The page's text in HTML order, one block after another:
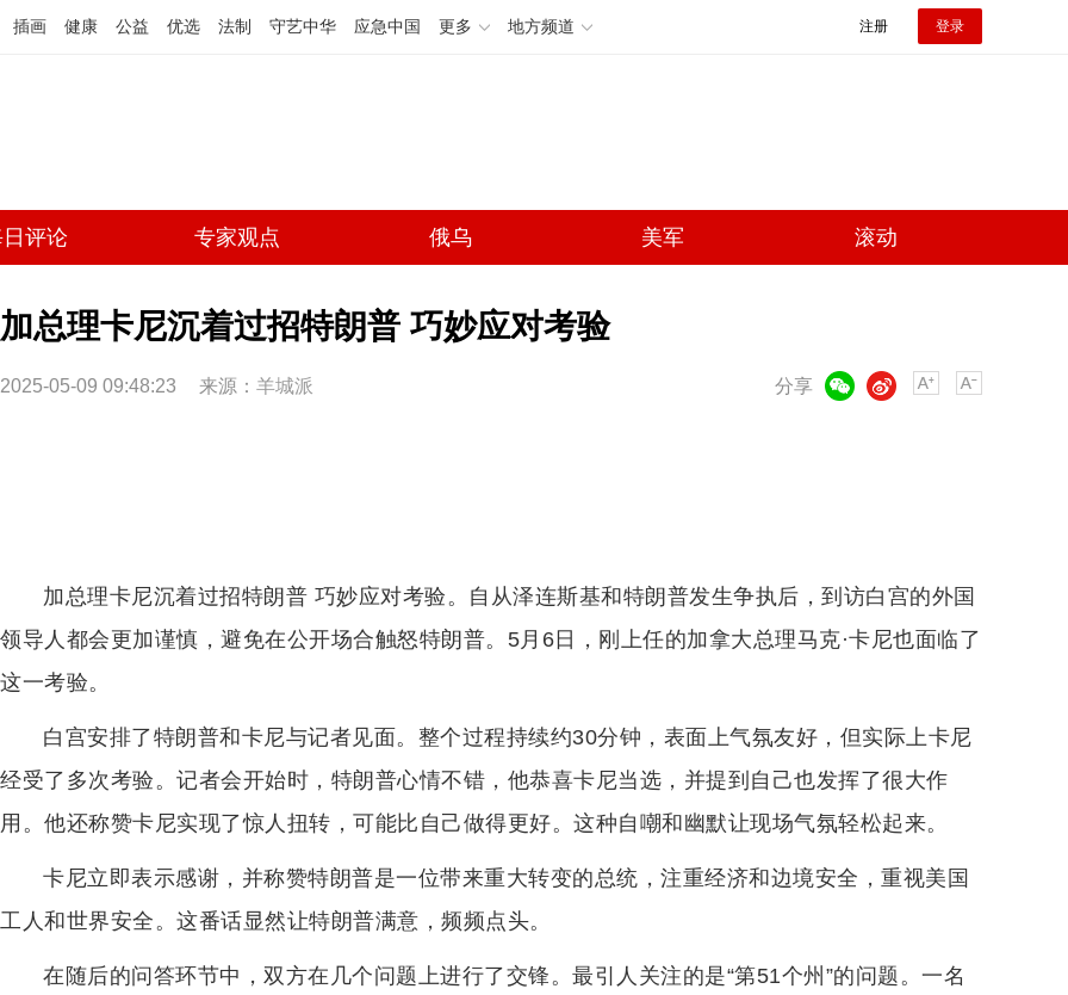
插画 健康 公益 优选 法制 守艺中华 应急中国 更多 地方频道 注册 登录
评论 专家观点 俄乌 美军 滚动
加总理卡尼沉着过招特朗普 巧妙应对考验
2025-05-09 09:48:23 来源： 羊城派 分享
微博
加总理卡尼沉着过招特朗普 巧妙应对考验。自从泽连斯基和特朗普发生争执后，到访白宫的外国
领导人都会更加谨慎，避免在公开场合触怒特朗普。5月6日，刚上任的加拿大总理马克·卡尼也面临了
这一考验。
白宫安排了特朗普和卡尼与记者见面。整个过程持续约30分钟，表面上气氛友好，但实际上卡尼
经受了多次考验。记者会开始时，特朗普心情不错，他恭喜卡尼当选，并提到自己也发挥了很大作
用。他还称赞卡尼实现了惊人扭转，可能比自己做得更好。这种自嘲和幽默让现场气氛轻松起来。
卡尼立即表示感谢，并称赞特朗普是一位带来重大转变的总统，注重经济和边境安全，重视美国
工人和世界安全。这番话显然让特朗普满意，频频点头。
在随后的问答环节中，双方在几个问题上进行了交锋。最引人关注的是“第51个州”的问题。一名